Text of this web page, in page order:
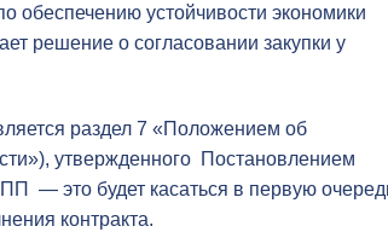
обеспечению устойчивости экономики
решение о согласовании закупки у
раздел 7 «Положением об
утвержденного Постановлением
— это будет касаться в первую
контракта.